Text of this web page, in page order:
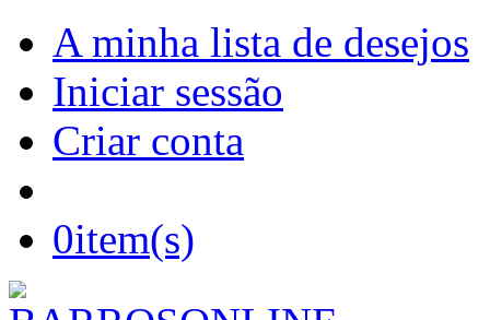
A minha lista de desejos
Iniciar sessão
Criar conta
0item(s)